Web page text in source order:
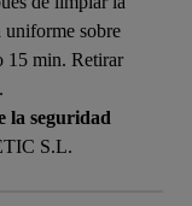
sobre
15 min. Retirar
la seguridad
S.L.